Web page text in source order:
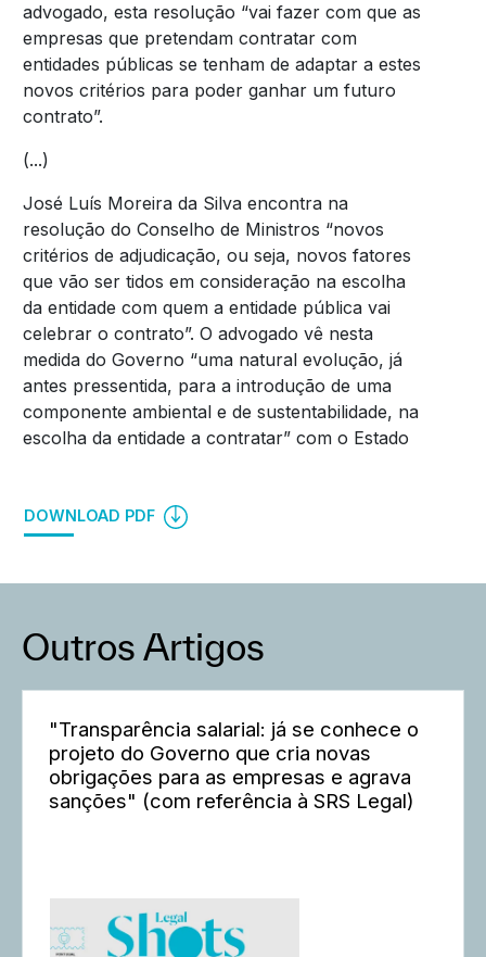
advogado, esta resolução “vai fazer com que as
empresas que pretendam contratar com
entidades públicas se tenham de adaptar a estes
novos critérios para poder ganhar um futuro
contrato”.
(...)
José Luís Moreira da Silva encontra na
resolução do Conselho de Ministros “novos
critérios de adjudicação, ou seja, novos fatores
que vão ser tidos em consideração na escolha
da entidade com quem a entidade pública vai
celebrar o contrato”. O advogado vê nesta
medida do Governo “uma natural evolução, já
antes pressentida, para a introdução de uma
componente ambiental e de sustentabilidade, na
escolha da entidade a contratar” com o Estado
DOWNLOAD PDF
Outros Artigos
"Transparência salarial: já se conhece o
projeto do Governo que cria novas
obrigações para as empresas e agrava
sanções" (com referência à SRS Legal)